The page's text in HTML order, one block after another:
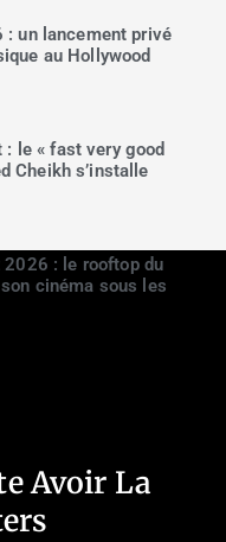
: un lancement privé
au Hollywood
: le « fast very good
Cheikh s’installe
: le rooftop du
cinéma sous les
Avoir La